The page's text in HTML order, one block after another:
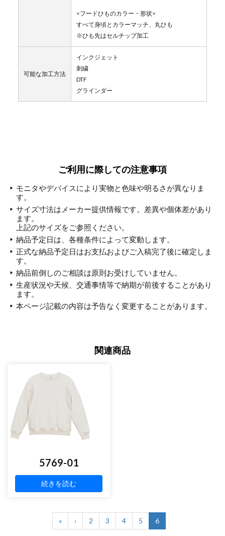
<フードひものカラー・形状>
すべて身頃とカラーマッチ、丸ひも
※ひも先はセルチップ加工
可能な加工方法
インクジェット
刺繍
DTF
グラインダー
ご利用に際しての注意事項
モニタやデバイスにより実物と色味や明るさが異なりま
す。
サイズ寸法はメーカー提供情報です。差異や個体差があり
ます。
上記のサイズをご参照ください。
納品予定日は、各種条件によって変動します。
正式な納品予定日はお支払およびご入稿完了後に確定しま
す。
納品前倒しのご相談は原則お受けしていません。
生産状況や天候、交通事情等で納期が前後することがあり
ます。
本ページ記載の内容は予告なく変更することがあります。
関連商品
5769-01
続きを読む
« ‹ 2 3 4 5 6